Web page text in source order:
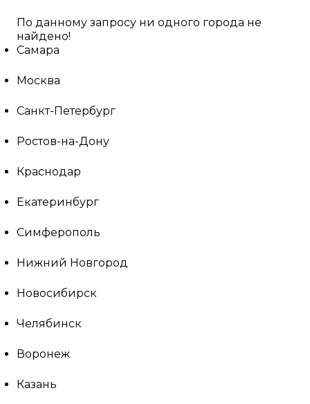
По данному запросу ни одного города не
найдено!
Самара
Москва
Санкт-Петербург
Ростов-на-Дону
Краснодар
Екатеринбург
Симферополь
Нижний Новгород
Новосибирск
Челябинск
Воронеж
Казань